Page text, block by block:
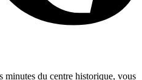
du centre historique, vous